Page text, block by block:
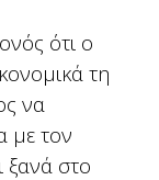
ότι ο
τη
να
με τον
στο